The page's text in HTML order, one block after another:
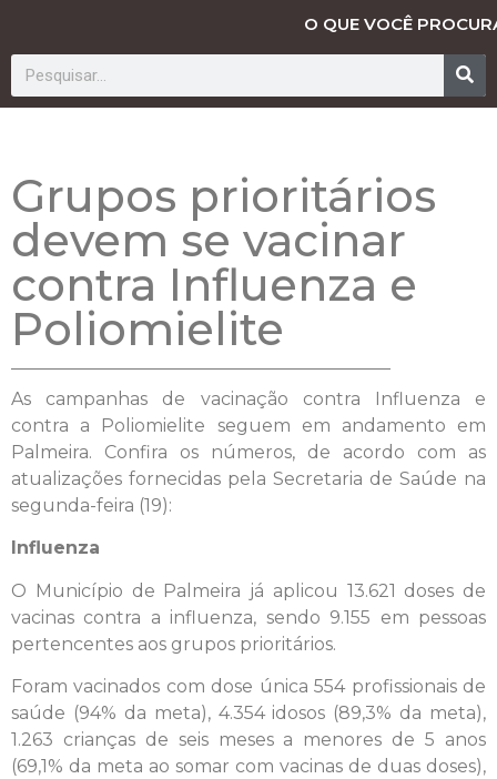
O QUE VOCÊ
Grupos prioritários
devem se vacinar
contra Influenza e
Poliomielite
As campanhas de vacinação contra Influenza e
contra a Poliomielite seguem em andamento em
Palmeira. Confira os números, de acordo com as
atualizações fornecidas pela Secretaria de Saúde na
segunda-feira (19):
Influenza
O Município de Palmeira já aplicou 13.621 doses de
vacinas contra a influenza, sendo 9.155 em pessoas
pertencentes aos grupos prioritários.
Foram vacinados com dose única 554 profissionais de
saúde (94% da meta), 4.354 idosos (89,3% da meta),
1.263 crianças de seis meses a menores de 5 anos
(69,1% da meta ao somar com vacinas de duas doses),